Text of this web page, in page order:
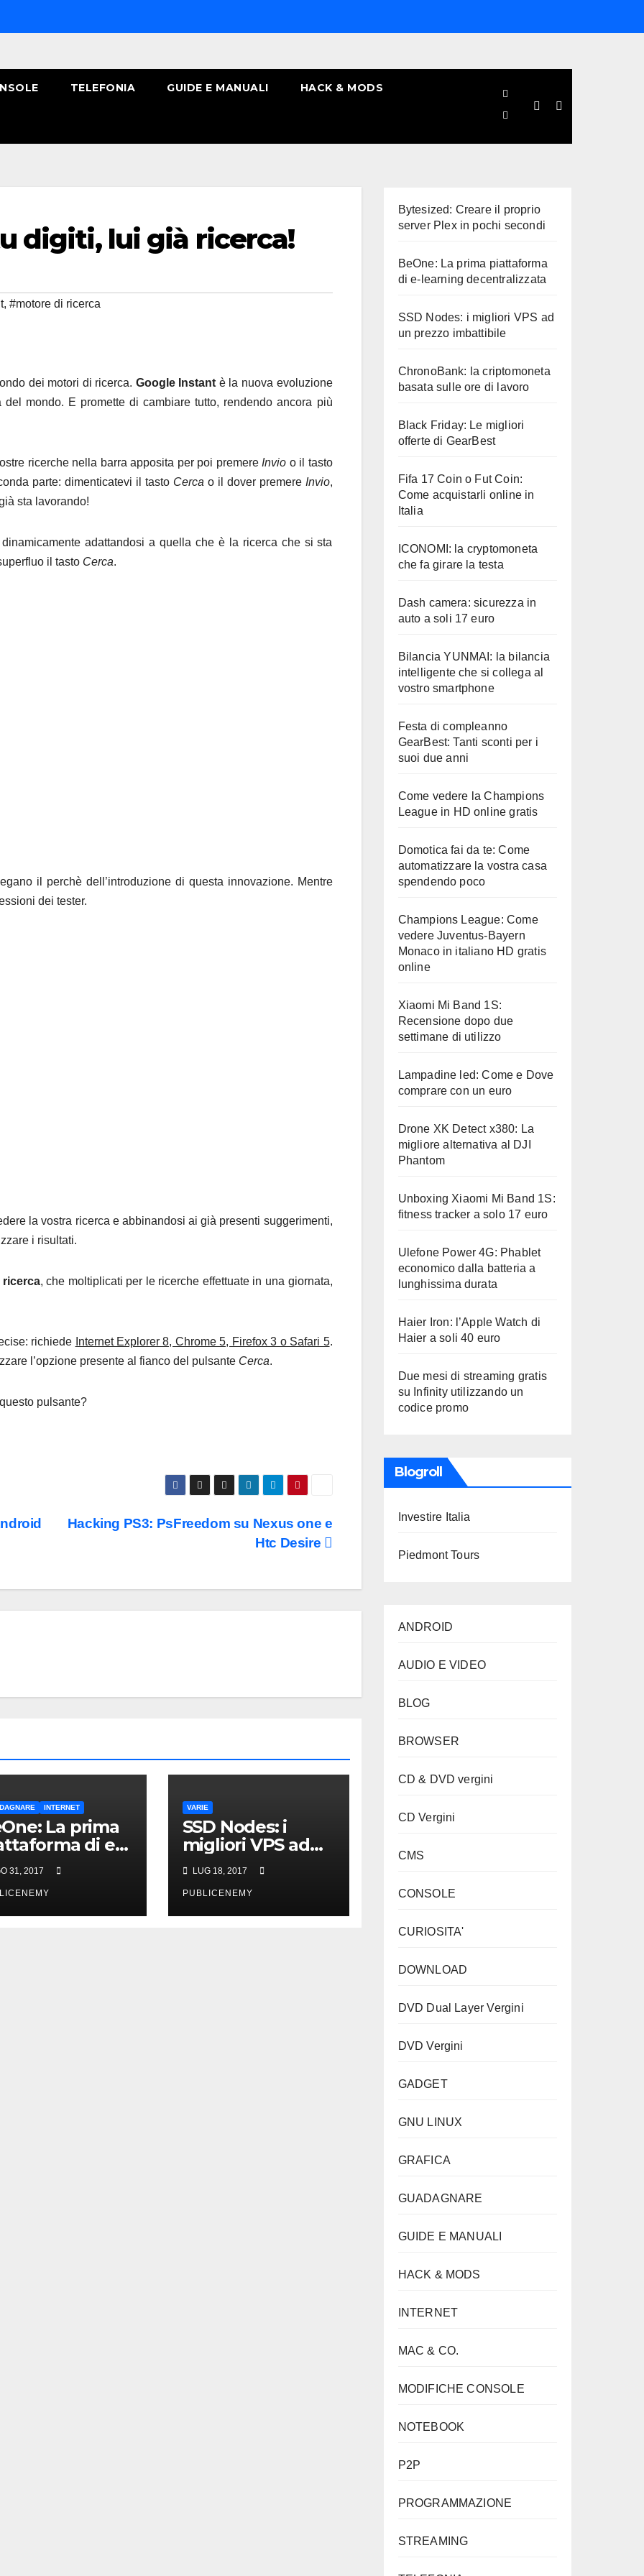
TELEFONIA GUIDE E MANUALI HACK & MODS
digiti, lui già ricerca!
, #motore di ricerca
dei motori di ricerca. Google Instant è la nuova evoluzione
mondo. E promette di cambiare tutto, rendendo ancora più
ricerche nella barra apposita per poi premere Invio o il tasto
parte: dimenticatevi il tasto Cerca o il dover premereInvio,
sta lavorando!
adattandosi a quella che è la ricerca che si sta
il tasto Cerca.
il perchè dell’introduzione di questa innovazione. Mentre
dei tester.
la vostra ricerca e abbinandosi ai già presenti suggerimenti,
i risultati.
ricerca, che moltiplicati per le ricerche effettuate in una giornata,
richiede Internet Explorer 8, Chrome 5, Firefox 3 o Safari 5.
l’opzione presente al fianco del pulsante Cerca.
pulsante?
Hacking PS3: PsFreedom su Nexus one e
Htc Desire
INTERNET
La prima
di e-
31, 2017
VARIE
SSD Nodes: i
migliori VPS ad
un prezzo
imbattibile
LUG 18, 2017
PUBLICENEMY
Bytesized: Creare il proprio
server Plex in pochi secondi
BeOne: La prima piattaforma
di e-learning decentralizzata
SSD Nodes: i migliori VPS ad
un prezzo imbattibile
ChronoBank: la criptomoneta
basata sulle ore di lavoro
Black Friday: Le migliori
offerte di GearBest
Fifa 17 Coin o Fut Coin:
Come acquistarli online in
Italia
ICONOMI: la cryptomoneta
che fa girare la testa
Dash camera: sicurezza in
auto a soli 17 euro
Bilancia YUNMAI: la bilancia
intelligente che si collega al
vostro smartphone
Festa di compleanno
GearBest: Tanti sconti per i
suoi due anni
Come vedere la Champions
League in HD online gratis
Domotica fai da te: Come
automatizzare la vostra casa
spendendo poco
Champions League: Come
vedere Juventus-Bayern
Monaco in italiano HD gratis
online
Xiaomi Mi Band 1S:
Recensione dopo due
settimane di utilizzo
Lampadine led: Come e Dove
comprare con un euro
Drone XK Detect x380: La
migliore alternativa al DJI
Phantom
Unboxing Xiaomi Mi Band 1S:
fitness tracker a solo 17 euro
Ulefone Power 4G: Phablet
economico dalla batteria a
lunghissima durata
Haier Iron: l’Apple Watch di
Haier a soli 40 euro
Due mesi di streaming gratis
su Infinity utilizzando un
codice promo
Blogroll
Investire Italia
Piedmont Tours
ANDROID
AUDIO E VIDEO
BLOG
BROWSER
CD & DVD vergini
CD Vergini
CMS
CONSOLE
CURIOSITA'
DOWNLOAD
DVD Dual Layer Vergini
DVD Vergini
GADGET
GNU LINUX
GRAFICA
GUADAGNARE
GUIDE E MANUALI
HACK & MODS
INTERNET
MAC & CO.
MODIFICHE CONSOLE
NOTEBOOK
P2P
PROGRAMMAZIONE
STREAMING